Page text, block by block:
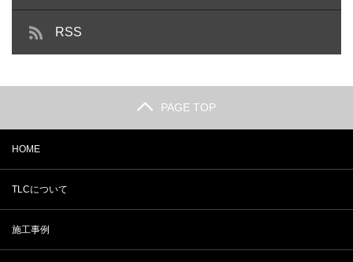
RSS
PAGE TOP
HOME
TLCについて
施工事例